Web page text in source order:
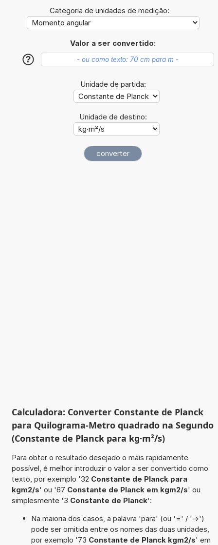
Categoria de unidades de medição:
Valor a ser convertido:
?
Unidade de partida:
Unidade de destino:
Calculadora: Converter Constante de Planck
para Quilograma-Metro quadrado na Segundo
(Constante de Planck para kg·m²/s)
Para obter o resultado desejado o mais rapidamente
possível, é melhor introduzir o valor a ser convertido como
texto, por exemplo '32 Constante de Planck para
kgm2/s' ou '67 Constante de Planck em kgm2/s' ou
simplesmente '3 Constante de Planck':
Na maioria dos casos, a palavra 'para' (ou '=' / '->')
pode ser omitida entre os nomes das duas unidades,
por exemplo '73 Constante de Planck kgm2/s' em